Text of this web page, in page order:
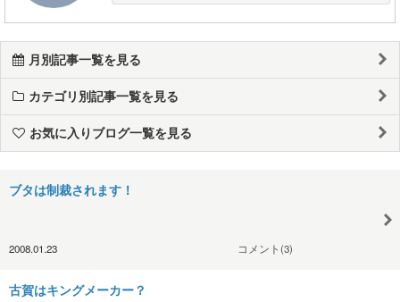
月別記事一覧を見る
カテゴリ別記事一覧を見る
お気に入りブログ一覧を見る
ブタは制裁されます！
2008.01.23 コメント(3)
古賀はキングメーカー？